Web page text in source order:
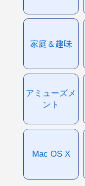
家庭＆趣味
アミューズメ
ント
Mac OS X